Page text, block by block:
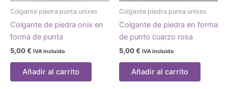
Colgante piedra punta unixes
Colgante de piedra onix en
forma de punta
5,00€ IVA incluido
Añadir al carrito
Colgante piedra punta unixes
Colgante de piedra en forma
de punto cuarzo rosa
5,00€ IVA incluido
Añadir al carrito